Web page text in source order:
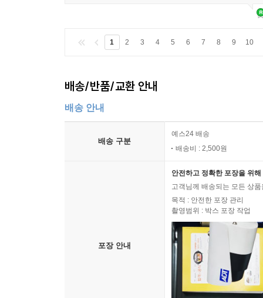
1 2 3 4 5 6 7 8 9 10
배송/반품/교환 안내
배송 안내
배송 구분
예스24 배송
배송비 : 2,500원
포장 안내
안전하고 정확한 포장을 위
고객님께 배송되는 모든 상
목적 : 안전한 포장 관리
촬영범위 : 박스 포장 작업